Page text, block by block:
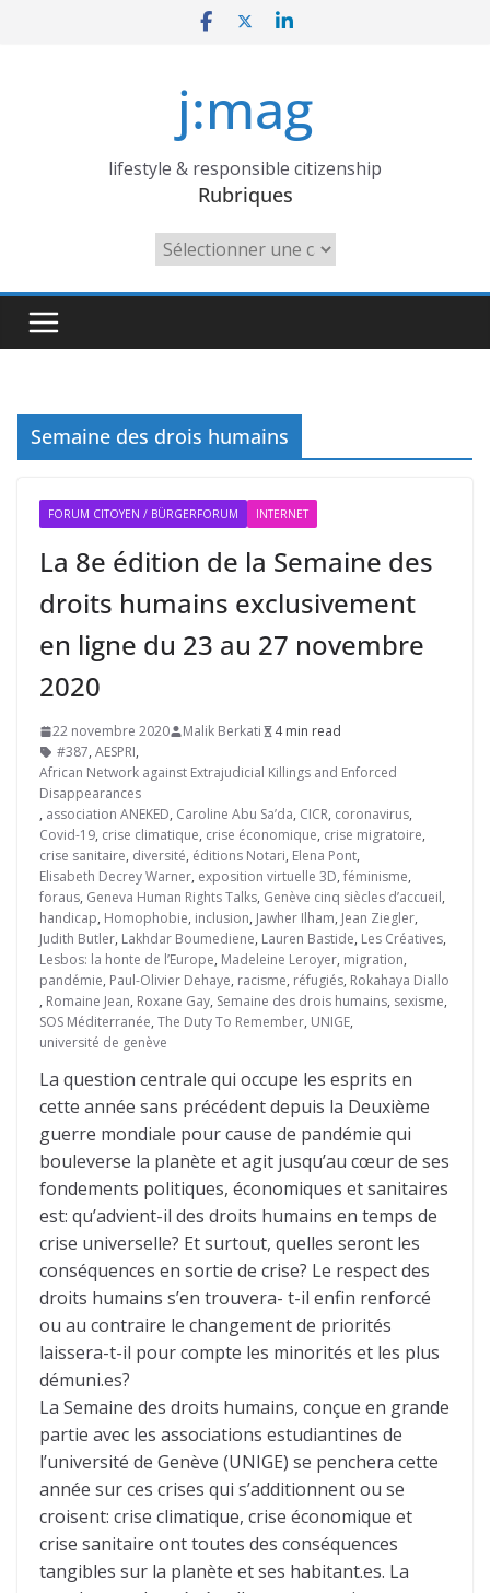
j:mag
lifestyle & responsible citizenship
Rubriques
Rubriques
Semaine des drois humains
FORUM CITOYEN / BÜRGERFORUM INTERNET
La 8e édition de la Semaine des
droits humains exclusivement
en ligne du 23 au 27 novembre
2020
22 novembre 2020 Malik Berkati
4 min read
#387, AESPRI,
African Network against Extrajudicial Killings and Enforced
Disappearances
, association ANEKED, Caroline Abu Sa’da, CICR, coronavirus,
Covid-19, crise climatique, crise économique, crise migratoire,
crise sanitaire, diversité, éditions Notari, Elena Pont,
Elisabeth Decrey Warner, exposition virtuelle 3D, féminisme,
foraus, Geneva Human Rights Talks, Genève cinq siècles d’accueil,
handicap, Homophobie, inclusion, Jawher Ilham, Jean Ziegler,
Judith Butler, Lakhdar Boumediene, Lauren Bastide, Les Créatives,
Lesbos: la honte de l’Europe, Madeleine Leroyer, migration,
pandémie, Paul-Olivier Dehaye, racisme, réfugiés, Rokahaya Diallo
, Romaine Jean, Roxane Gay, Semaine des drois humains, sexisme,
SOS Méditerranée, The Duty To Remember, UNIGE,
université de genève
La question centrale qui occupe les esprits en
cette année sans précédent depuis la Deuxième
guerre mondiale pour cause de pandémie qui
bouleverse la planète et agit jusqu’au cœur de ses
fondements politiques, économiques et sanitaires
est: qu’advient-il des droits humains en temps de
crise universelle? Et surtout, quelles seront les
conséquences en sortie de crise? Le respect des
droits humains s’en trouvera- t-il enfin renforcé
ou au contraire le changement de priorités
laissera-t-il pour compte les minorités et les plus
démuni.es?
La Semaine des droits humains, conçue en grande
partie avec les associations estudiantines de
l’université de Genève (UNIGE) se penchera cette
année sur ces crises qui s’additionnent ou se
croisent: crise climatique, crise économique et
crise sanitaire ont toutes des conséquences
tangibles sur la planète et ses habitant.es. La